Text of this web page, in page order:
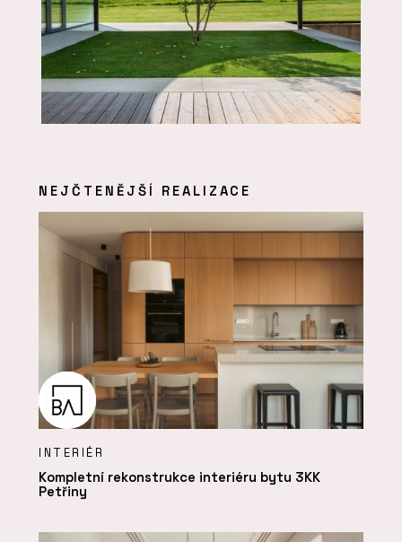
NEJČTENĚJŠÍ REALIZACE
INTERIÉR
Kompletní rekonstrukce interiéru bytu 3KK
Petřiny